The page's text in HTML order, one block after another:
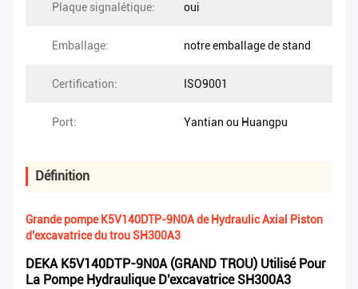
Plaque signalétique: oui
Emballage: notre emballage de stand
Certification: ISO9001
Port: Yantian ou Huangpu
Définition
Grande pompe K5V140DTP-9N0A de Hydraulic Axial Piston
d'excavatrice du trou SH300A3
DEKA K5V140DTP-9N0A (GRAND TROU) Utilisé Pour
La Pompe Hydraulique D'excavatrice SH300A3